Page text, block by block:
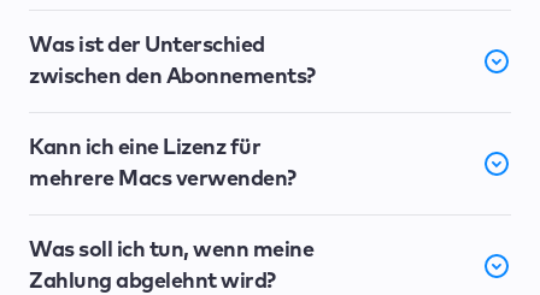
Was ist der Unterschied
zwischen den Abonnements?
Kann ich eine Lizenz für
mehrere Macs verwenden?
Was soll ich tun, wenn meine
Zahlung abgelehnt wird?